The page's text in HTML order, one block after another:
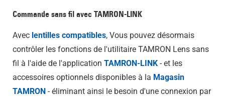
Commande sans fil avec TAMRON-LINK
Avec lentilles compatibles, Vous pouvez désormais
contrôler les fonctions de l'utilitaire TAMRON Lens sans
fil à l'aide de l'application TAMRON-LINK - et les
accessoires optionnels disponibles à la Magasin
TAMRON - éliminant ainsi le besoin d'une connexion par